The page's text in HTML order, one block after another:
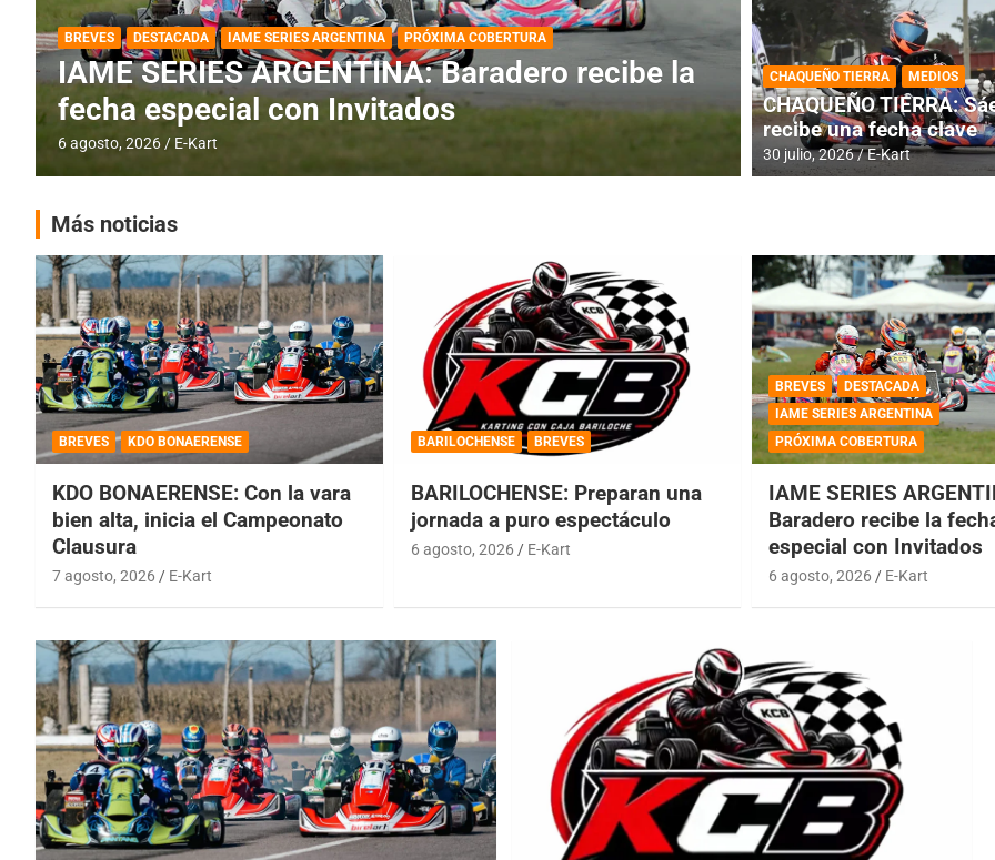
DESTACADA IAME SERIES ARGENTINA
IAME SERIES ARGENTINA: Horarios para la
fecha con Invitados
4 agosto, 2026 E-Kart
DESTACADA INFORME CENTRAL
RMC BUENOS
histórica en
4 agosto, 2026 E-Kart
CHAQUEÑO TIERRA MEDIOS
CHAQUEÑO TIERRA:
recibe una fecha clave
30 julio, 2026 E-Kart
Más noticias
BREVES KDO BONAERENSE
KDO BONAERENSE: Con la vara
bien alta, inicia el Campeonato
Clausura
7 agosto, 2026 E-Kart
BARILOCHENSE BREVES
BARILOCHENSE: Preparan una
jornada a puro espectáculo
6 agosto, 2026 E-Kart
BREVES
DESTACADA
IAME SERIES ARGENTINA
PRÓXIMA COBERTURA
IAME SERIES
Baradero recibe la
especial con Invitados
6 agosto, 2026 E-Kart